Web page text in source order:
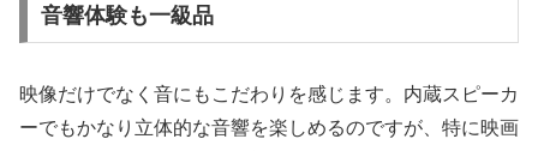
音響体験も一級品
映像だけでなく音にもこだわりを感じます。内蔵スピーカ
ーでもかなり立体的な音響を楽しめるのですが、特に映画